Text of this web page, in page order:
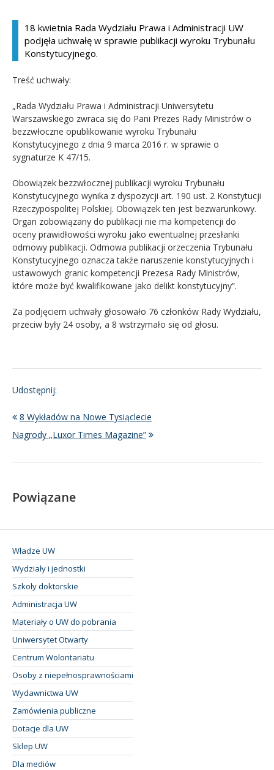
Kandydat
Absolwent
18 kwietnia Rada Wydziału Prawa i Administracji UW
podjęła uchwałę w sprawie publikacji wyroku Trybunału
Konstytucyjnego.
Treść uchwały:
„Rada Wydziału Prawa i Administracji Uniwersytetu
Warszawskiego zwraca się do Pani Prezes Rady Ministrów o
bezzwłoczne opublikowanie wyroku Trybunału
Konstytucyjnego z dnia 9 marca 2016 r. w sprawie o
sygnaturze K 47/15.
Obowiązek bezzwłocznej publikacji wyroku Trybunału
Konstytucyjnego wynika z dyspozycji art. 190 ust. 2 Konstytucji
Rzeczypospolitej Polskiej. Obowiązek ten jest bezwarunkowy.
Organ zobowiązany do publikacji nie ma kompetencji do
oceny prawidłowości wyroku jako ewentualnej przesłanki
odmowy publikacji. Odmowa publikacji orzeczenia Trybunału
Konstytucyjnego oznacza także naruszenie konstytucyjnych i
ustawowych granic kompetencji Prezesa Rady Ministrów,
które może być kwalifikowane jako delikt konstytucyjny”.
Za podjęciem uchwały głosowało 76 członków Rady Wydziału,
przeciw były 24 osoby, a 8 wstrzymało się od głosu.
Udostępnij:
8 Wykładów na Nowe Tysiąclecie
Nagrody „Luxor Times Magazine”
Powiązane
Władze UW
Wydziały i jednostki
Szkoły doktorskie
Administracja UW
Materiały o UW do pobrania
Uniwersytet Otwarty
Centrum Wolontariatu
Osoby z niepełnosprawnościami
Wydawnictwa UW
Zamówienia publiczne
Dotacje dla UW
Sklep UW
Dla mediów